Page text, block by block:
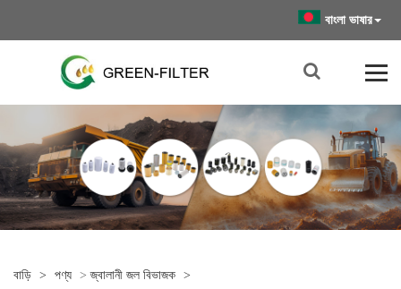
বাংলা ভাষার
বাড়ি > পণ্য >জ্বালানী জল বিভাজক >